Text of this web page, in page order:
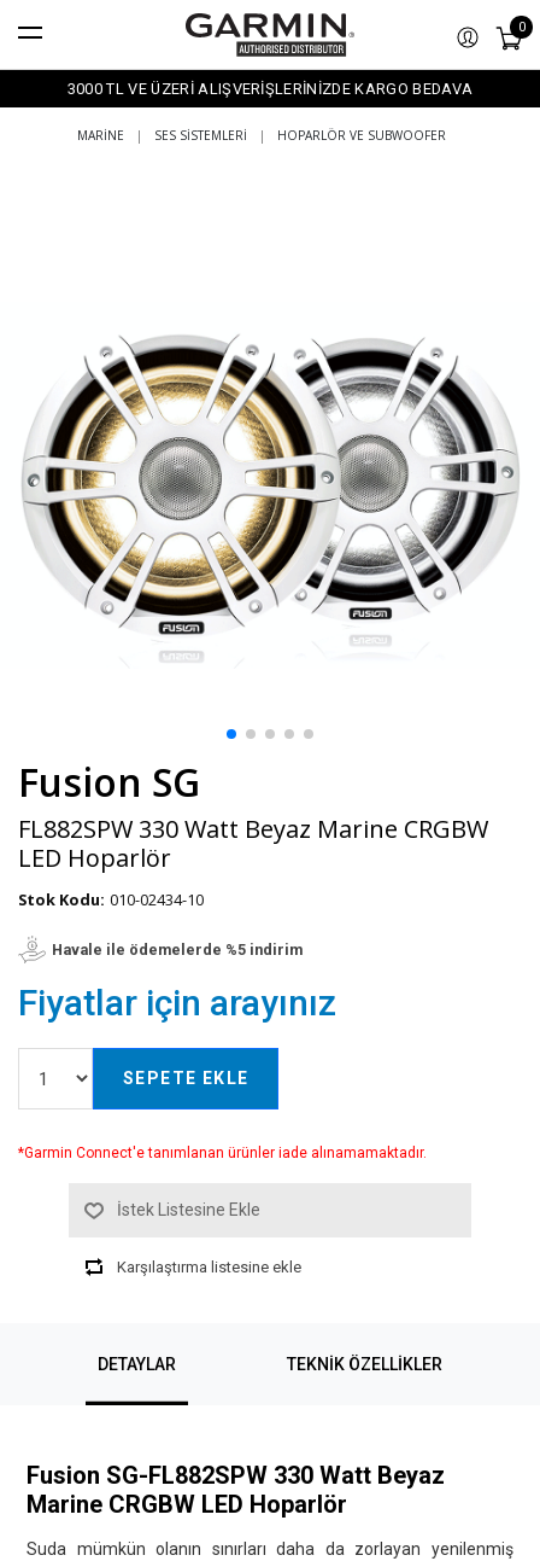
0
3000 TL VE ÜZERİ ALIŞVERİŞLERİNİZDE KARGO BEDAVA
MARINE | SES SISTEMLERI | HOPARLÖR VE SUBWOOFER
Fusion SG
FL882SPW 330 Watt Beyaz Marine CRGBW
LED Hoparlör
Stok Kodu: 010-02434-10
Havale ile ödemelerde %5 indirim
Fiyatlar için arayınız
SEPETE EKLE
*Garmin Connect'e tanımlanan ürünler iade alınamamaktadır.
İstek Listesine Ekle
Karşılaştırma listesine ekle
DETAYLAR TEKNIK ÖZELLIKLER
Fusion SG-FL882SPW 330 Watt Beyaz
Marine CRGBW LED Hoparlör
Suda mümkün olanın sınırları daha da zorlayan yenilenmiş